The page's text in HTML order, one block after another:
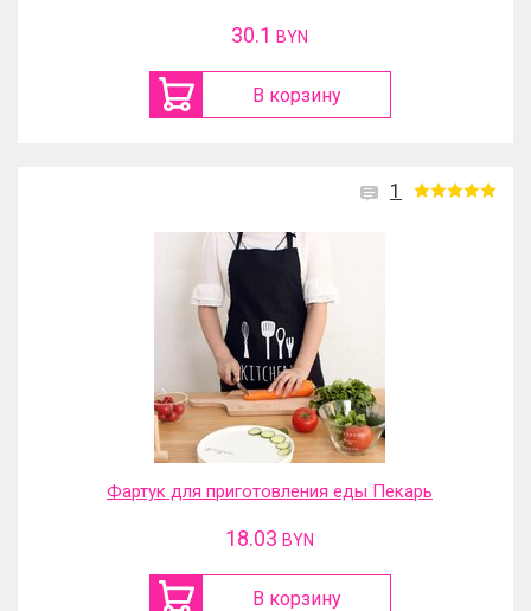
30.1 BYN
В корзину
1
Фартук для приготовления еды Пекарь
18.03 BYN
В корзину